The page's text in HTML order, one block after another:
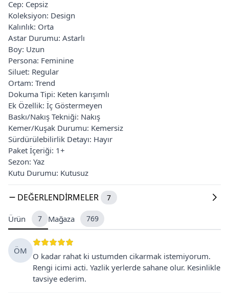
Cep: Cepsiz
Koleksiyon: Design
Kalınlık: Orta
Astar Durumu: Astarlı
Boy: Uzun
Persona: Feminine
Siluet: Regular
Ortam: Trend
Dokuma Tipi: Keten karışımlı
Ek Özellik: İç Göstermeyen
Baskı/Nakış Tekniği: Nakış
Kemer/Kuşak Durumu: Kemersiz
Sürdürülebilirlik Detayı: Hayır
Paket İçeriği: 1+
Sezon: Yaz
Kutu Durumu: Kutusuz
DEĞERLENDIRMELER 7
Ürün 7 Mağaza 769
ÖM
O kadar rahat ki ustumden cikarmak istemiyorum.
Rengi icimi acti. Yazlik yerlerde sahane olur. Kesinlikle
tavsiye ederim.